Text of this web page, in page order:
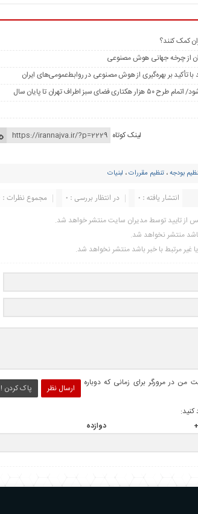
کمک کنند؟
از چرخه جهانی هوش مصنوعی
با تأکید بر بهره‌گیری از هوش مصنوعی در روابط‌عمومی‌های ایران
اطراف تهران تا پایان سال
لینک کوتاه
بودجه، تنظیم مقررات، لبنیات
مجموع نظرات : 0 در انتظار بررسی : 0 انتشار یافته : 0
از تایید توسط مدیران سایت منتشر خواهد شد.
منتشر نخواهد شد.
غیر مرتبط با خبر باشد منتشر نخواهد شد.
ارسال نظر پاک کردن !
من در مرورگر برای زمانی که دوباره
کنید: